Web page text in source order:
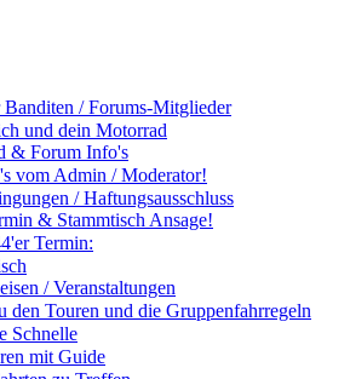
Banditen / Forums-Mitglieder
und dein Motorrad
& Forum Info's
vom Admin / Moderator!
/ Haftungsausschluss
& Stammtisch Ansage!
Termin:
/ Veranstaltungen
Touren und die Gruppenfahrregeln
Schnelle
mit Guide